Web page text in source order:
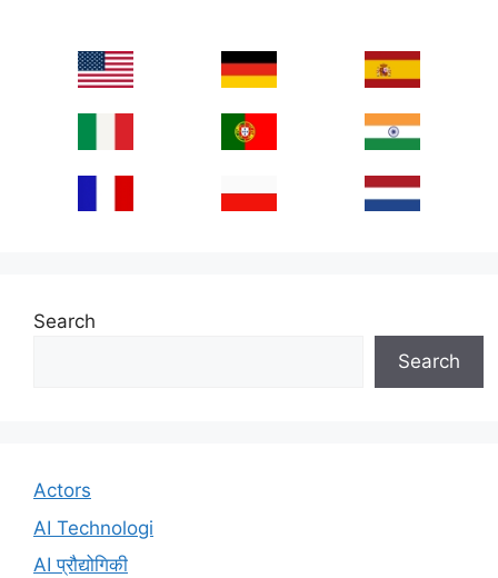
Search
Search
Actors
AI Technologi
AI प्रौद्योगिकी